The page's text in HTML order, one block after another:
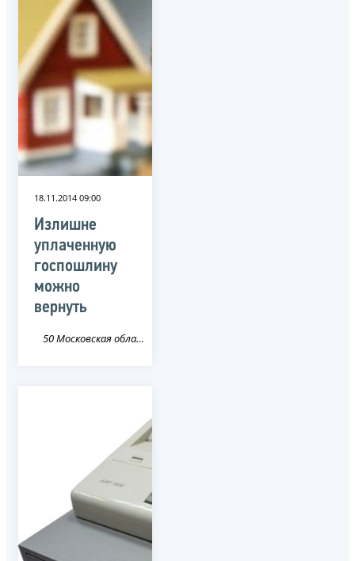
18.11.2014 09:00
Излишне
уплаченную
госпошлину
можно
вернуть
50 Московская область